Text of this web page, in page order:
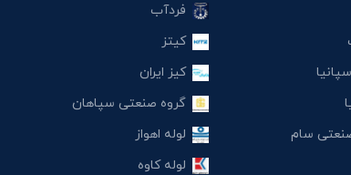
سام
فردآب
کیتز
کیز ایران
گروه صنعتی سپاهان
لوله اهواز
لوله کاوه